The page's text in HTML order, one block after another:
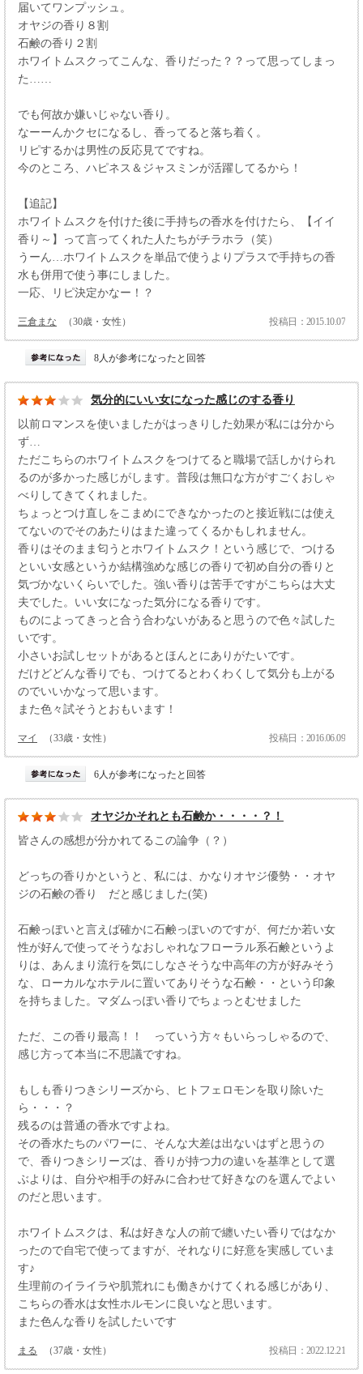
届いてワンプッシュ。
オヤジの香り８割
石鹸の香り２割
ホワイトムスクってこんな、香りだった？？って思ってしまっ
た……
でも何故か嫌いじゃない香り。
なーーんかクセになるし、香ってると落ち着く。
リピするかは男性の反応見てですね。
今のところ、ハピネス＆ジャスミンが活躍してるから！
【追記】
ホワイトムスクを付けた後に手持ちの香水を付けたら、【イイ
香り～】って言ってくれた人たちがチラホラ（笑）
うーん…ホワイトムスクを単品で使うよりプラスで手持ちの香
水も併用で使う事にしました。
一応、リピ決定かなー！？
三倉まな （30歳・女性） 投稿日：2015.10.07
8人が参考になったと回答
気分的にいい女になった感じのする香り
以前ロマンスを使いましたがはっきりした効果が私には分から
ず…
ただこちらのホワイトムスクをつけてると職場で話しかけられ
るのが多かった感じがします。普段は無口な方がすごくおしゃ
べりしてきてくれました。
ちょっとつけ直しをこまめにできなかったのと接近戦には使え
てないのでそのあたりはまた違ってくるかもしれません。
香りはそのまま匂うとホワイトムスク！という感じで、つける
といい女感というか結構強めな感じの香りで初め自分の香りと
気づかないくらいでした。強い香りは苦手ですがこちらは大丈
夫でした。いい女になった気分になる香りです。
ものによってきっと合う合わないがあると思うので色々試した
いです。
小さいお試しセットがあるとほんとにありがたいです。
だけどどんな香りでも、つけてるとわくわくして気分も上がる
のでいいかなって思います。
また色々試そうとおもいます！
マイ （33歳・女性） 投稿日：2016.06.09
6人が参考になったと回答
オヤジかそれとも石鹸か・・・・？！
皆さんの感想が分かれてるこの論争（？）
どっちの香りかというと、私には、かなりオヤジ優勢・・オヤ
ジの石鹸の香り だと感じました(笑)
石鹸っぽいと言えば確かに石鹸っぽいのですが、何だか若い女
性が好んで使ってそうなおしゃれなフローラル系石鹸というよ
りは、あんまり流行を気にしなさそうな中高年の方が好みそう
な、ローカルなホテルに置いてありそうな石鹸・・という印象
を持ちました。マダムっぽい香りでちょっとむせました
ただ、この香り最高！！ っていう方々もいらっしゃるので、
感じ方って本当に不思議ですね。
もしも香りつきシリーズから、ヒトフェロモンを取り除いた
ら・・・？
残るのは普通の香水ですよね。
その香水たちのパワーに、そんな大差は出ないはずと思うの
で、香りつきシリーズは、香りが持つ力の違いを基準として選
ぶよりは、自分や相手の好みに合わせて好きなのを選んでよい
のだと思います。
ホワイトムスクは、私は好きな人の前で纏いたい香りではなか
ったので自宅で使ってますが、それなりに好意を実感していま
す♪
生理前のイライラや肌荒れにも働きかけてくれる感じがあり、
こちらの香水は女性ホルモンに良いなと思います。
また色んな香りを試したいです
まる （37歳・女性） 投稿日：2022.12.21